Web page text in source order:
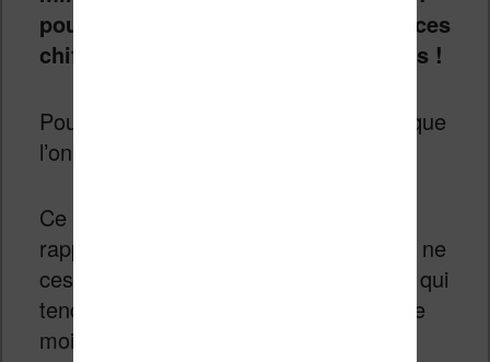
pour 2,7 milliards de livres vendus, ces
chiffres ont de quoi donner le tournis !
Pourtant la situation se complique lorsque
l’on regarde les détails.
Ce chiffre reste donc en baisse par
rapport à l’année 2014. Une baisse qui ne
cesse de s’accroitre d’année en année qui
tend à démontrer que les gens lisent de
moins en moins.